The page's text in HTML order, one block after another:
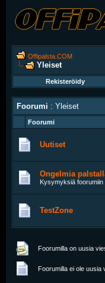
Offipalsta.COM
Yleiset
Rekisteröidy
Foorumi : Yleiset
Foorumi
Uutiset
Ongelmia
Kysymyksiä
TestZone
Foorumilla on uusia
Foorumilla ei ole uusia